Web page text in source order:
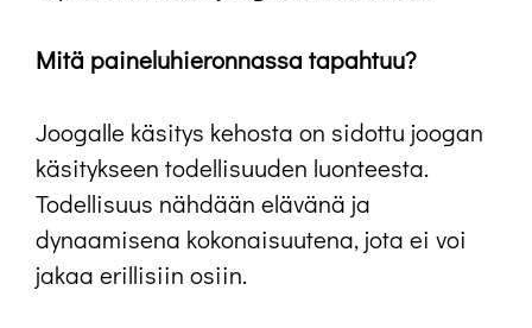
Mitä paineluhieronnassa tapahtuu?
Joogalle käsitys kehosta on sidottu joogan
käsitykseen todellisuuden luonteesta.
Todellisuus nähdään elävänä ja
dynaamisena kokonaisuutena, jota ei voi
jakaa erillisiin osiin.